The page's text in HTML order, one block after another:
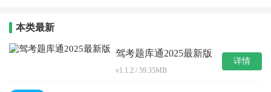
本类最新
驾考题库通2025最新版
v1.1.2 / 59.35MB
详情